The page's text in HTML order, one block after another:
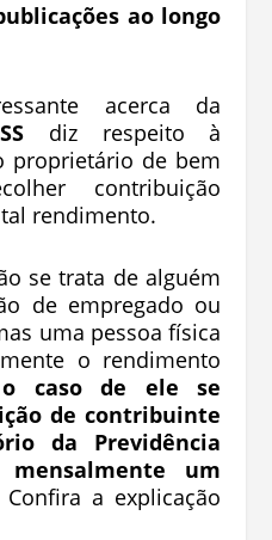
ao longo
acerca da
diz respeito à
proprietário de bem
contribuição
rendimento.
se trata de alguém
de empregado ou
uma pessoa física
o rendimento
caso de ele se
de contribuinte
da Previdência
um
Confira a explicação